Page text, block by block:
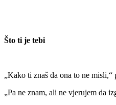
Što ti je tebi
„Kako ti znaš da ona to ne misli,“
„Pa ne znam, ali ne vjerujem da